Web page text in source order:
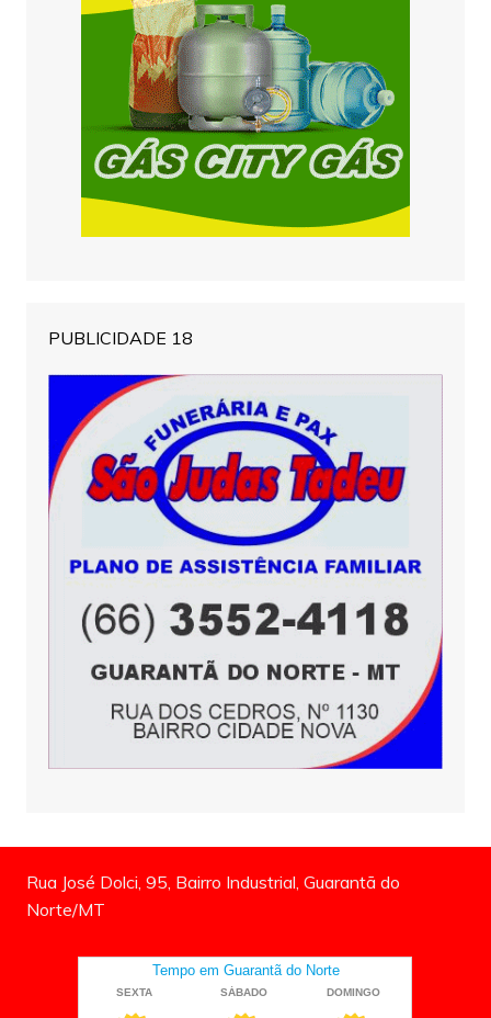
PUBLICIDADE 18
Rua José Dolci, 95, Bairro Industrial, Guarantã do
Norte/MT